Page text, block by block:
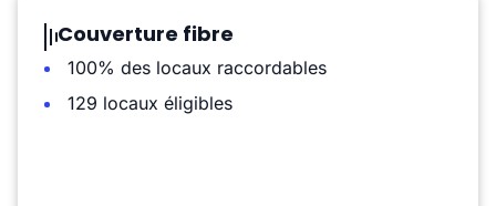
Couverture fibre
100% des locaux raccordables
129 locaux éligibles